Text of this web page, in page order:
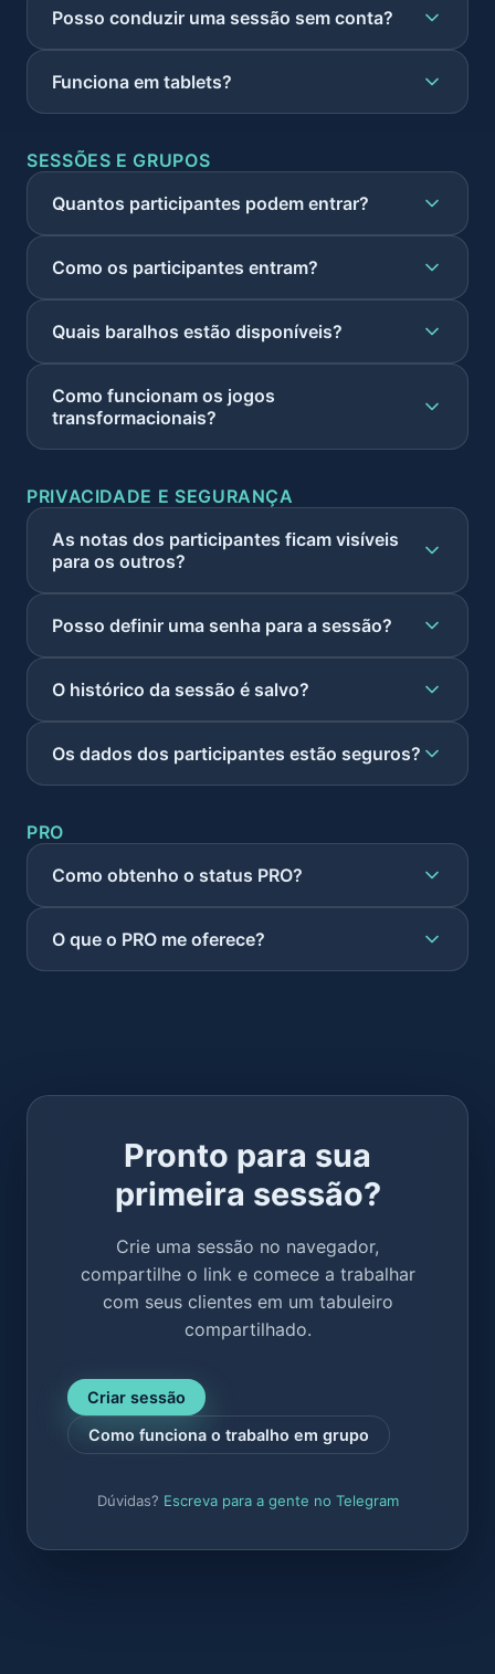
Posso conduzir uma sessão sem conta?
Funciona em tablets?
SESSÕES E GRUPOS
Quantos participantes podem entrar?
Como os participantes entram?
Quais baralhos estão disponíveis?
Como funcionam os jogos
transformacionais?
PRIVACIDADE E SEGURANÇA
As notas dos participantes ficam visíveis
para os outros?
Posso definir uma senha para a sessão?
O histórico da sessão é salvo?
Os dados dos participantes estão seguros?
PRO
Como obtenho o status PRO?
O que o PRO me oferece?
Pronto para sua
primeira sessão?
Crie uma sessão no navegador,
compartilhe o link e comece a trabalhar
com seus clientes em um tabuleiro
compartilhado.
Criar sessão
Como funciona o trabalho em grupo
Dúvidas? Escreva para a gente no Telegram